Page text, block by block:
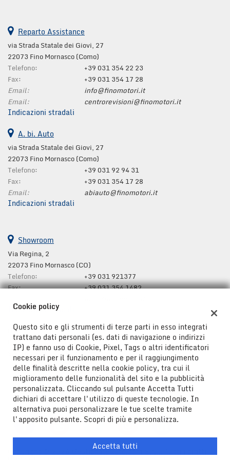
Reparto Assistance
via Strada Statale dei Giovi, 27
22073 Fino Mornasco (Como)
Telefono:
+39 031 354 22 23
Fax:
+39 031 354 17 28
Email:
info@finomotori.it
Email:
centrorevisioni@finomotori.it
Indicazioni stradali
A. bi. Auto
via Strada Statale dei Giovi, 27
22073 Fino Mornasco (Como)
Telefono:
+39 031 92 94 31
Fax:
+39 031 354 17 28
Email:
abiauto@finomotori.it
Indicazioni stradali
Showroom
Via Regina, 2
22073 Fino Mornasco (CO)
Telefono:
+39 031 921377
Fax:
+39 031 354 1482
Indicazioni stradali
Dati fiscali:
Finomotori s.a.s. di Luca e Matteo Cairoli e C.
S.S. Dei Giovi, 44, Fino Mornasco (CO)
C.F/P.IVA:01722320130
Registro delle imprese:CO 211261
Copyright © 2026 GestionaleAuto.com S.r.l., Tutti i diritti
Cookie policy
Questo sito e gli strumenti di terze parti in esso integrati
trattano dati personali (es. dati di navigazione o indirizzi
IP) e fanno uso di Cookie, Pixel, Tags o altri identificatori
necessari per il funzionamento e per il raggiungimento
delle finalità descritte nella cookie policy, tra cui il
miglioramento delle funzionalità del sito e la pubblicità
personalizzata. Cliccando sul pulsante Accetta Tutti
dichiari di accettare l'utilizzo di queste tecnologie. In
alternativa puoi personalizzare le tue scelte tramite
l'apposito pulsante. Scopri di più e personalizza.
Accetta tutti
Cookie necessari
Cookie delle preferenze
Cookie per il miglioramento dell'esperienza utente
Cookie di marketing
Leggi
la
cookie
Salva
le
impostazioni